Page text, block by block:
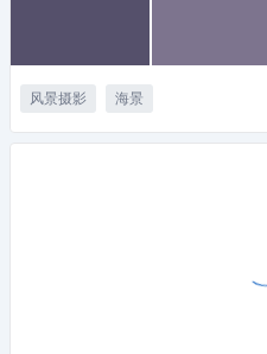
风景摄影 海景